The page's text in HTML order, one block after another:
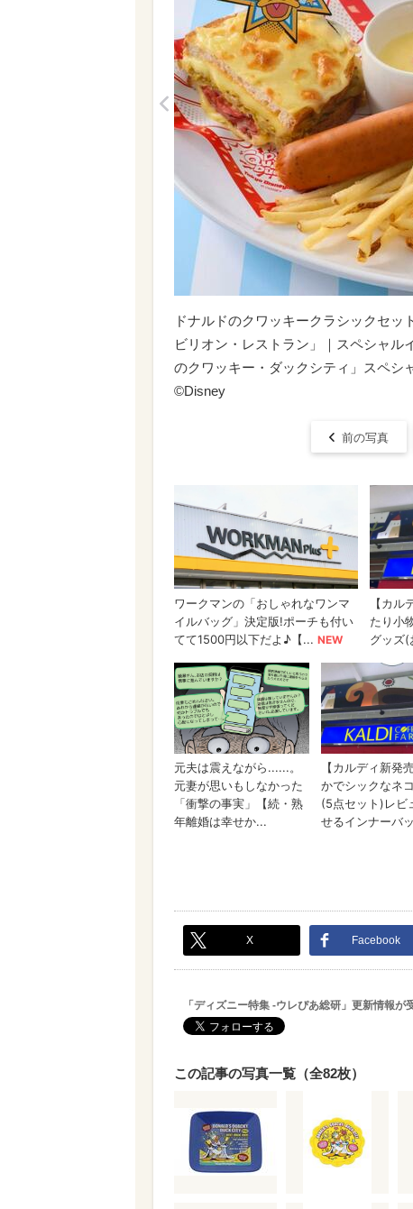
ドナルドのクワッキークラシックセ
ビリオン・レストラン」｜スペシャ
のクワッキー・ダックシティ」スペシ
©Disney
前の写真
X Facebook
「ディズニー特集 -ウレぴあ総研」更新情報が
この記事の写真一覧（全82枚）